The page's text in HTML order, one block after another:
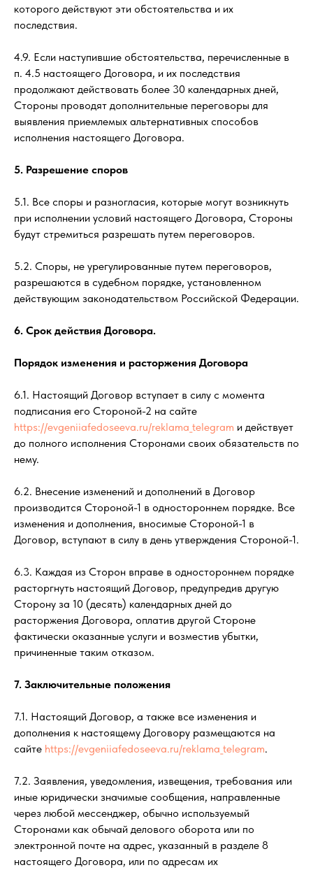
которого действуют эти обстоятельства и их
последствия.
4.9. Если наступившие обстоятельства, перечисленные в
п. 4.5 настоящего Договора, и их последствия
продолжают действовать более 30 календарных дней,
Стороны проводят дополнительные переговоры для
выявления приемлемых альтернативных способов
исполнения настоящего Договора.
5. Разрешение споров
5.1. Все споры и разногласия, которые могут возникнуть
при исполнении условий настоящего Договора, Стороны
будут стремиться разрешать путем переговоров.
5.2. Споры, не урегулированные путем переговоров,
разрешаются в судебном порядке, установленном
действующим законодательством Российской Федерации.
6. Срок действия Договора.
Порядок изменения и расторжения Договора
6.1. Настоящий Договор вступает в силу с момента
подписания его Стороной-2 на сайте
https://evgeniiafedoseeva.ru/reklama_telegram и действует
до полного исполнения Сторонами своих обязательств по
нему.
6.2. Внесение изменений и дополнений в Договор
производится Стороной-1 в одностороннем порядке. Все
изменения и дополнения, вносимые Стороной-1 в
Договор, вступают в силу в день утверждения Стороной-1.
6.3. Каждая из Сторон вправе в одностороннем порядке
расторгнуть настоящий Договор, предупредив другую
Сторону за 10 (десять) календарных дней до
расторжения Договора, оплатив другой Стороне
фактически оказанные услуги и возместив убытки,
причиненные таким отказом.
7. Заключительные положения
7.1. Настоящий Договор, а также все изменения и
дополнения к настоящему Договору размещаются на
сайте https://evgeniiafedoseeva.ru/reklama_telegram.
7.2. Заявления, уведомления, извещения, требования или
иные юридически значимые сообщения, направленные
через любой мессенджер, обычно используемый
Сторонами как обычай делового оборота или по
электронной почте на адрес, указанный в разделе 8
настоящего Договора, или по адресам их